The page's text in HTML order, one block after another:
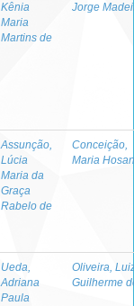
Kênia
Maria
Martins de
Jorge
Assunção,
Lúcia
Maria da
Graça
Rabelo de
Conceição,
Maria
Ueda,
Adriana
Paula
Oliveira,
Guilherme